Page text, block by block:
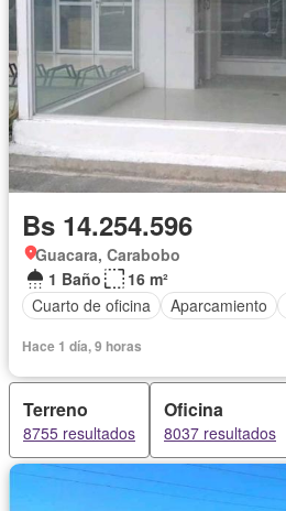
Bs 14.254.596
Guacara, Carabobo
1 Baño
16 m²
Cuarto de oficina
Aparcamiento
Hace 1 día, 9 horas
Terreno
8755 resultados
Oficina
8037 resultados